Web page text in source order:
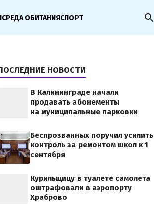
СРЕДА ОБИТАНИЯСПОРТ search
НОВОСТИ
В Калининграде начали
продавать абонементы
на муниципальные парковки
Беспрозванных поручил усилить
контроль за ремонтом школ к 1
сентября
Курильщицу в туалете самолета
оштрафовали в аэропорту
Храброво